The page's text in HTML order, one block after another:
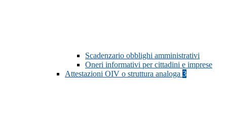
Scadenzario obblighi amministrativi
Oneri informativi per cittadini e imprese
Attestazioni OIV o struttura analoga 3